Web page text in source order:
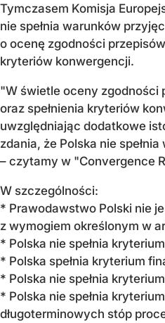
Tymczasem Komisja
nie spełnia warunków
o ocenę zgodności
kryteriów konwergencji.
"W świetle oceny zgodności
oraz spełnienia kryteriów
uwzględniając dodatkowe
zdania, że Polska nie
– czytamy w "Convergence
W szczególności:
* Prawodawstwo Polski nie
z wymogiem określonym w
* Polska nie spełnia
* Polska spełnia kryterium
* Polska nie spełnia
* Polska nie spełnia
długoterminowych stóp